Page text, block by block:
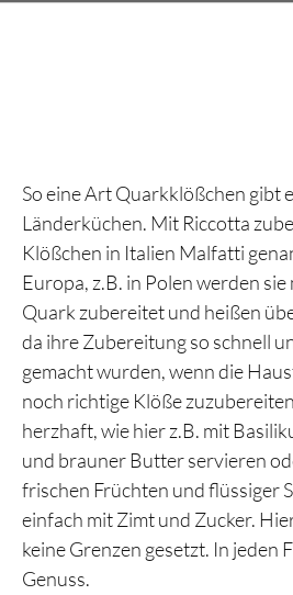
So eine Art Quarkklößchen gibt
Länderküchen. Mit Riccotta
Klößchen in Italien Malfatti
Europa, z.B. in Polen werden
Quark zubereitet und heißen
da ihre Zubereitung so schnell
gemacht wurden, wenn die
noch richtige Klöße
herzhaft, wie hier z.B. mit
und brauner Butter servieren
frischen Früchten und flüssiger
einfach mit Zimt und Zucker.
keine Grenzen gesetzt. In jeden
Genuss.